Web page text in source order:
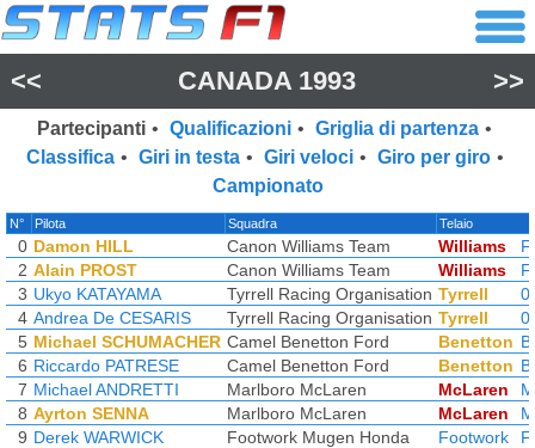
<< CANADA 1993 >>
Partecipanti • Qualificazioni • Griglia di partenza •
Classifica • Giri in testa • Giri veloci • Giro per giro •
Campionato
N° Pilota Squadra Telaio
0 Damon HILL Canon Williams Team Williams
2 Alain PROST Canon Williams Team Williams
3 Ukyo KATAYAMA Tyrrell Racing Organisation Tyrrell
4 Andrea De CESARIS Tyrrell Racing Organisation Tyrrell
5 Michael SCHUMACHER Camel Benetton Ford Benetton
6 Riccardo PATRESE Camel Benetton Ford Benetton
7 Michael ANDRETTI Marlboro McLaren McLaren
8 Ayrton SENNA Marlboro McLaren McLaren
9 Derek WARWICK Footwork Mugen Honda Footwork